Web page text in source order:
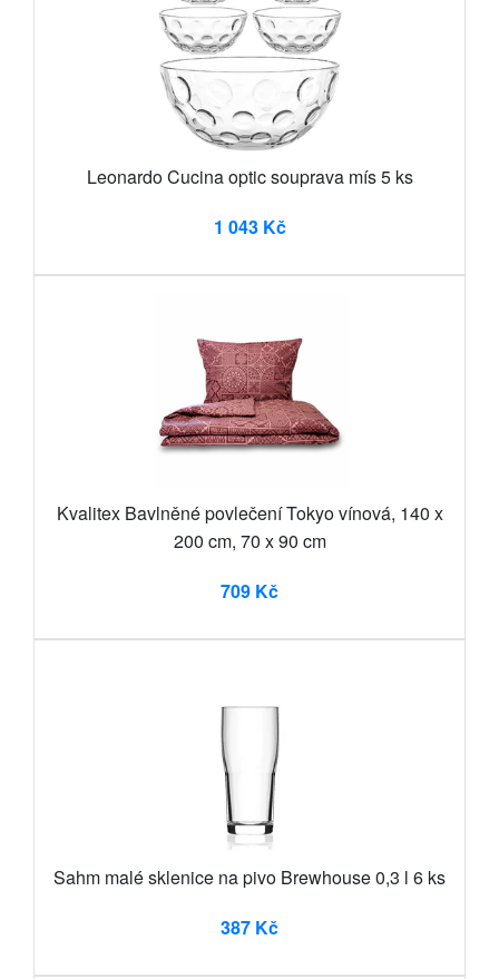
Leonardo Cucina optic souprava mís 5 ks
1 043 Kč
Kvalitex Bavlněné povlečení Tokyo vínová, 140 x
200 cm, 70 x 90 cm
709 Kč
Sahm malé sklenice na pivo Brewhouse 0,3 l 6 ks
387 Kč